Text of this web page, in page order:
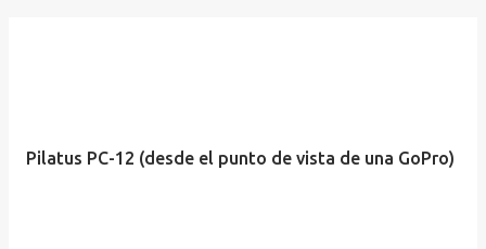
Pilatus PC-12 (desde el punto de vista de una GoPro)